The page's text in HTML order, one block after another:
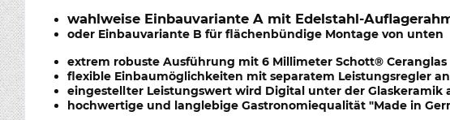
wahlweise Einbauvariante A mit Edelstahl-
oder Einbauvariante B für flächenbündige Montage von unten
extrem robuste Ausführung mit 6 Millimeter Schott® Ceranglas
flexible Einbaumöglichkeiten mit separatem Leistungsregler
eingestellter Leistungswert wird Digital unter der Glaskeramik
hochwertige und langlebige Gastronomiequalität "Made in